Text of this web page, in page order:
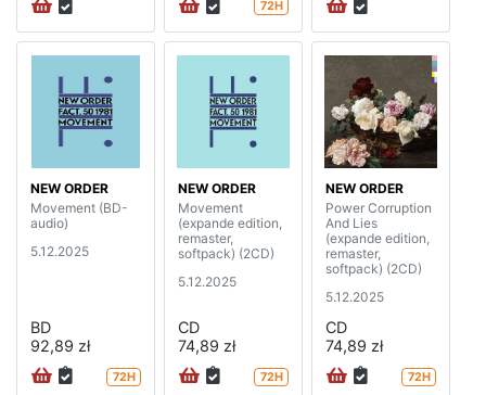
72H
NEW ORDER
Movement (BD-
audio)
5.12.2025
BD
92,89 zł
72H
NEW ORDER
Movement
(expande edition,
remaster,
softpack) (2CD)
5.12.2025
CD
74,89 zł
72H
NEW ORDER
Power Corruption
And Lies
(expande edition,
remaster,
softpack) (2CD)
5.12.2025
CD
74,89 zł
72H